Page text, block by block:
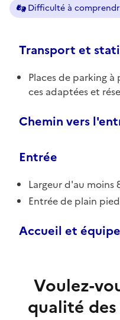
Difficulté à
Transport et
Places de parking
ces adaptées et
Chemin vers
Entrée
Largeur d'au moins
Entrée de plain pied
Accueil et
Voulez-
qualité